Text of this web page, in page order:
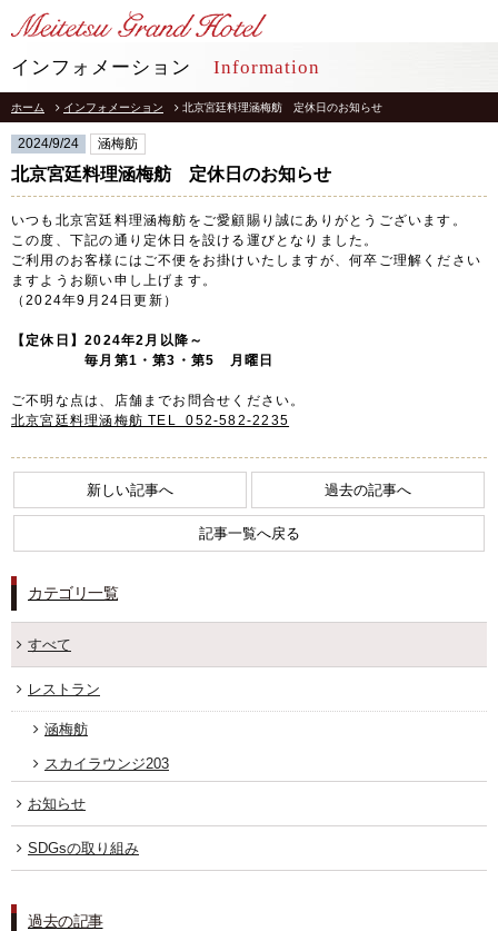
LANGUAGE
TOP トップ
STAY 宿泊
RESTAURANT レストラン
インフォメーション
館内施設
アクセス
よくあるご質問
お取引様用通報窓口
ソーシャルメディアポリシー
会社概要
サイトマップ
ホテルパンフレット
FOLLOW US
宿泊プラン一覧
インフォメーション Information
ホーム インフォメーション 北京宮廷料理涵梅舫 定休日のお知らせ
2024/9/24 涵梅舫
北京宮廷料理涵梅舫 定休日のお知らせ
いつも北京宮廷料理涵梅舫をご愛顧賜り誠にありがとうございます。
この度、下記の通り定休日を設ける運びとなりました。
ご利用のお客様にはご不便をお掛けいたしますが、何卒ご理解ください
ますようお願い申し上げます。
（2024年9月24日更新）
【定休日】2024年2月以降～
毎月第1・第3・第5 月曜日
ご不明な点は、店舗までお問合せください。
北京宮廷料理涵梅舫 TEL 052-582-2235
新しい記事へ
記事一覧へ戻る
過去の記事へ
カテゴリ一覧
すべて
レストラン
涵梅舫
スカイラウンジ203
お知らせ
SDGsの取り組み
過去の記事